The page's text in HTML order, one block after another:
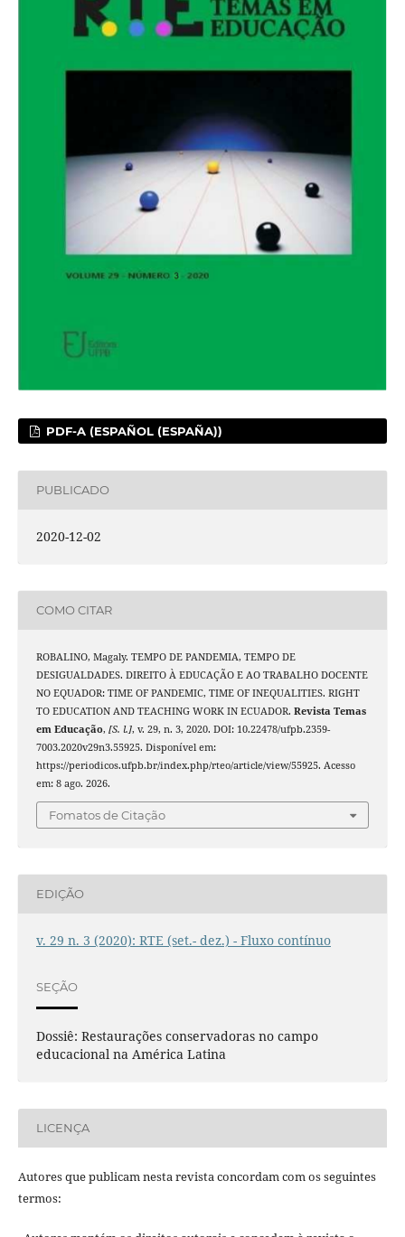
PDF-A (ESPAÑOL (ESPAÑA))
PUBLICADO
2020-12-02
COMO CITAR
ROBALINO, Magaly. TEMPO DE PANDEMIA, TEMPO DE
DESIGUALDADES. DIREITO À EDUCAÇÃO E AO TRABALHO DOCENTE
NO EQUADOR: TIME OF PANDEMIC, TIME OF INEQUALITIES. RIGHT
TO EDUCATION AND TEACHING WORK IN ECUADOR. Revista Temas
em Educação, [S. l.], v. 29, n. 3, 2020. DOI: 10.22478/ufpb.2359-
7003.2020v29n3.55925. Disponível em:
https://periodicos.ufpb.br/index.php/rteo/article/view/55925. Acesso
em: 8 ago. 2026.
Fomatos de Citação
EDIÇÃO
v. 29 n. 3 (2020): RTE (set.- dez.) - Fluxo contínuo
SEÇÃO
Dossiê: Restaurações conservadoras no campo
educacional na América Latina
LICENÇA
Autores que publicam nesta revista concordam com os seguintes
termos: